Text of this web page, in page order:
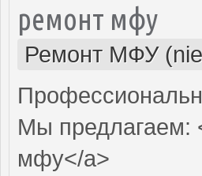
ремонт мфу
Ремонт МФУ
Мы предлагаем:
мфу</a>